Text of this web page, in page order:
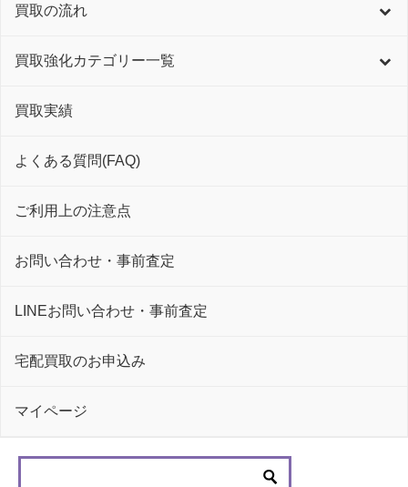
買取の流れ
買取強化カテゴリー一覧
買取実績
よくある質問(FAQ)
ご利用上の注意点
お問い合わせ・事前査定
LINEお問い合わせ・事前査定
宅配買取のお申込み
マイページ